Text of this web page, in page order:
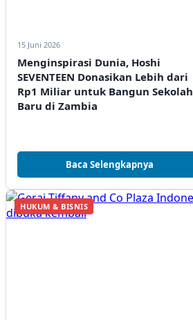
15 Juni 2026
Menginspirasi Dunia, Hoshi
SEVENTEEN Donasikan Lebih dari
Rp1 Miliar untuk Bangun Sekolah
Baru di Zambia
Baca Selengkapnya
HUKUM & BISNIS